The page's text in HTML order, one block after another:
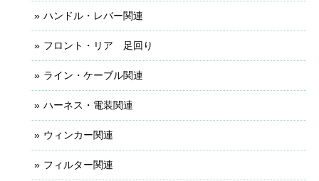
ハンドル・レバー関連
フロント・リア 足回り
ライン・ケーブル関連
ハーネス・電装関連
ウィンカー関連
フィルター関連